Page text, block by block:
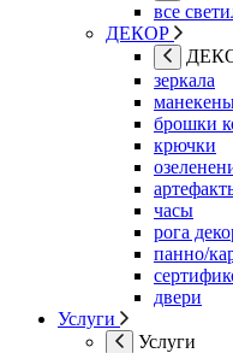
все
ДЕКОР
зеркала
брошки
крючки
часы
рога
панно/
двери
Услуги
Услуги